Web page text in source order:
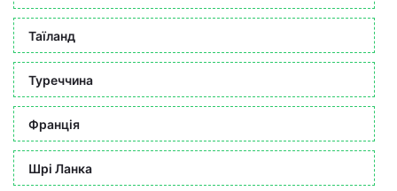
Таїланд
Туреччина
Франція
Шрі Ланка